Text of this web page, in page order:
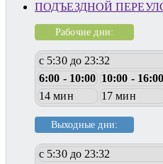
ПОДЪЕЗДНОЙ
Рабочие дни:
с 5:30 до 23:32
6:00 - 10:00 10:00 - 16:00
14 мин
17 мин
Выходные дни:
с 5:30 до 23:32